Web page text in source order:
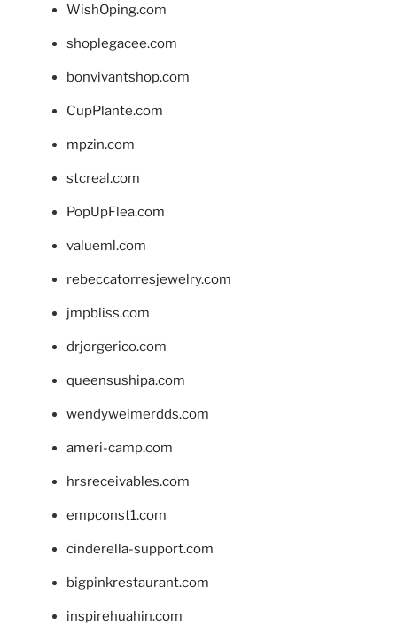
WishOping.com
shoplegacee.com
bonvivantshop.com
CupPlante.com
mpzin.com
stcreal.com
PopUpFlea.com
valueml.com
rebeccatorresjewelry.com
jmpbliss.com
drjorgerico.com
queensushipa.com
wendyweimerdds.com
ameri-camp.com
hrsreceivables.com
empconst1.com
cinderella-support.com
bigpinkrestaurant.com
inspirehuahin.com